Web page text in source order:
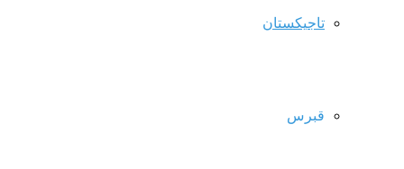
تاجیکستان
قبرس